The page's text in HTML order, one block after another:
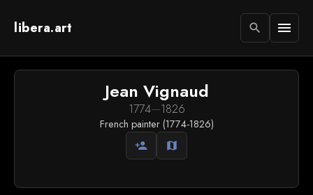
libera.art search menu
Jean Vignaud
1774—1826
French painter (1774-1826)
person_add map